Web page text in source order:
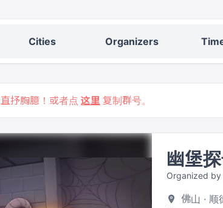
Cities Organizers
直抒胸臆！或者点 这里 复制群号。
幽堡
Organized by
佛山 ·